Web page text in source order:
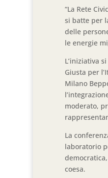
“La Rete
si batte per
delle
le energie
L’iniziativa
Giusta per
Milano
moderato,
La
laboratorio
coesa.